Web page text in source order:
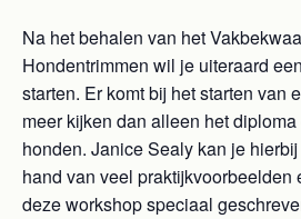
Na het behalen van het
Hondentrimmen wil je uiteraard
starten. Er komt bij het starten van
meer kijken dan alleen het
honden. Janice Sealy kan je
hand van veel praktijkvoorbeelden
deze workshop speciaal